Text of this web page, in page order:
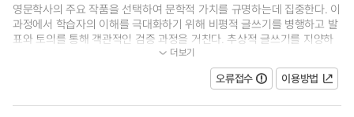
영문학사의 주요 작품을 선택하여 문학적 가치를 규명하는데 집중한다. 이
과정에서 학습자의 이해를 극대화하기 위해 비평적 글쓰기를 병행하고 발
표와 토의를 통해 객관적인 검증 과정을 거친다. 추상적 글쓰기를 지양하
며 문맥의 함의와 표현력에 집중... 더보기
오류접수 이용방법